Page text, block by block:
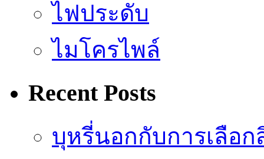
ไฟประดับ
ไมโครไพล์
Recent Posts
บุหรี่นอกกับการเลือ